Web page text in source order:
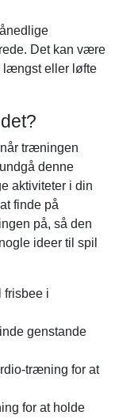
Det kan være
længst eller løfte
træningen
denne
aktiviteter i din
finde på
på, så den
ideer til spil
frisbee i
genstande
træning for at
for at holde